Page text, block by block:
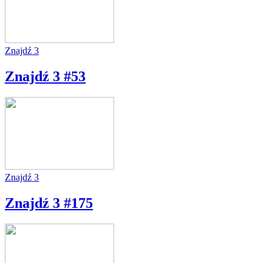
Znajdź 3
Znajdź 3 #53
Znajdź 3
Znajdź 3 #175